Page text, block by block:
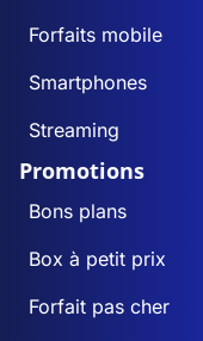
Forfaits mobile
Smartphones
Streaming
Promotions
Bons plans
Box à petit prix
Forfait pas cher